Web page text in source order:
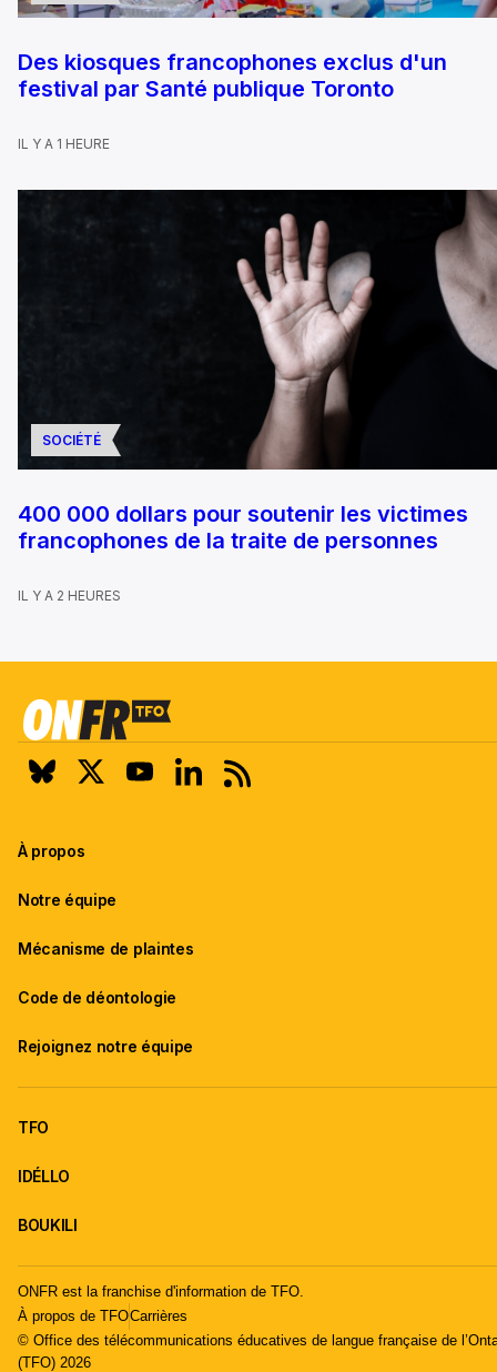
Des kiosques francophones exclus d'un
festival par Santé publique Toronto
IL Y A 1 HEURE
SOCIÉTÉ
400 000 dollars pour soutenir les victimes
francophones de la traite de personnes
IL Y A 2 HEURES
À propos
Notre équipe
Mécanisme de plaintes
Code de déontologie
Rejoignez notre équipe
TFO
IDÉLLO
BOUKILI
ONFR est la franchise d'information de TFO.
À propos de TFOCarrières
© Office des télécommunications éducatives de langue française de
(TFO) 2026